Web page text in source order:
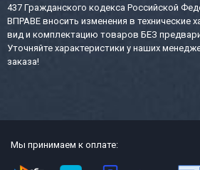
437 Гражданского кодекса Российской
ВПРАВЕ вносить изменения в технические
вид и комплектацию товаров БЕЗ
Уточняйте характеристики у наших
заказа!
Мы принимаем к оплате: